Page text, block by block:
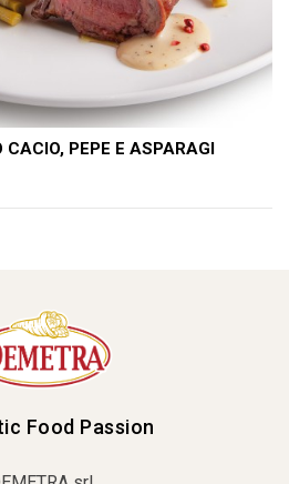
CACIO, PEPE E ASPARAGI
Food Passion